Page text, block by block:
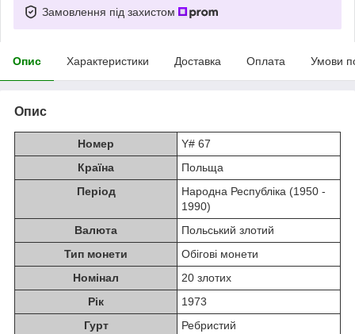
Замовлення під захистом
Опис Характеристики Доставка Оплата Умови
Опис
Номер
Y# 67
Країна
Польща
Період
Народна Республіка (1950 -
1990)
Валюта
Польський злотий
Тип монети
Обігові монети
Номінал
20 злотих
Рік
1973
Гурт
Ребристий